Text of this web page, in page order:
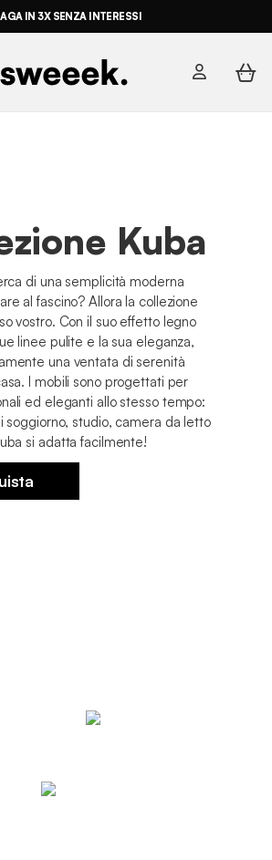
IN 3X SENZA INTERESSI
Kuba
di una semplicità moderna
al fascino? Allora la collezione
vostro. Con il suo effetto legno
linee pulite e la sua eleganza,
una ventata di serenità
I mobili sono progettati per
ed eleganti allo stesso tempo:
soggiorno, studio, camera da letto
si adatta facilmente!